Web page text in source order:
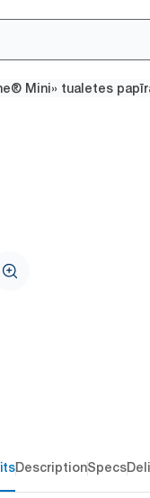
Mini» tualetes
DescriptionSpecs